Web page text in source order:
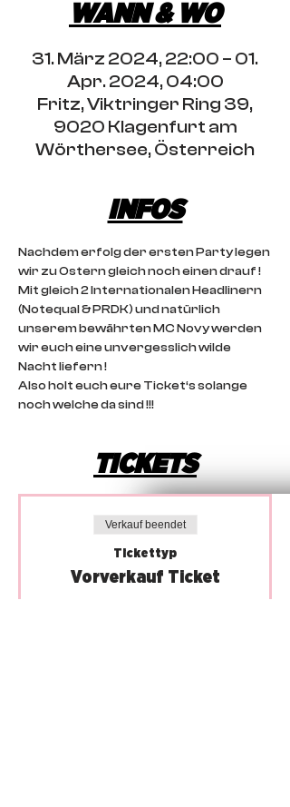
WANN & WO
31. März 2024, 22:00 – 01.
Apr. 2024, 04:00
Fritz, Viktringer Ring 39,
9020 Klagenfurt am
Wörthersee, Österreich
INFOS
Nachdem erfolg der ersten Party legen
wir zu Ostern gleich noch einen drauf !
Mit gleich 2 Internationalen Headlinern
(Notequal & PRDK) und natürlich
unserem bewährten MC Novy werden
wir euch eine unvergesslich wilde
Nacht liefern !
Also holt euch eure Ticket‘s solange
noch welche da sind !!!
TICKETS
Verkauf beendet
Tickettyp
Vorverkauf Ticket